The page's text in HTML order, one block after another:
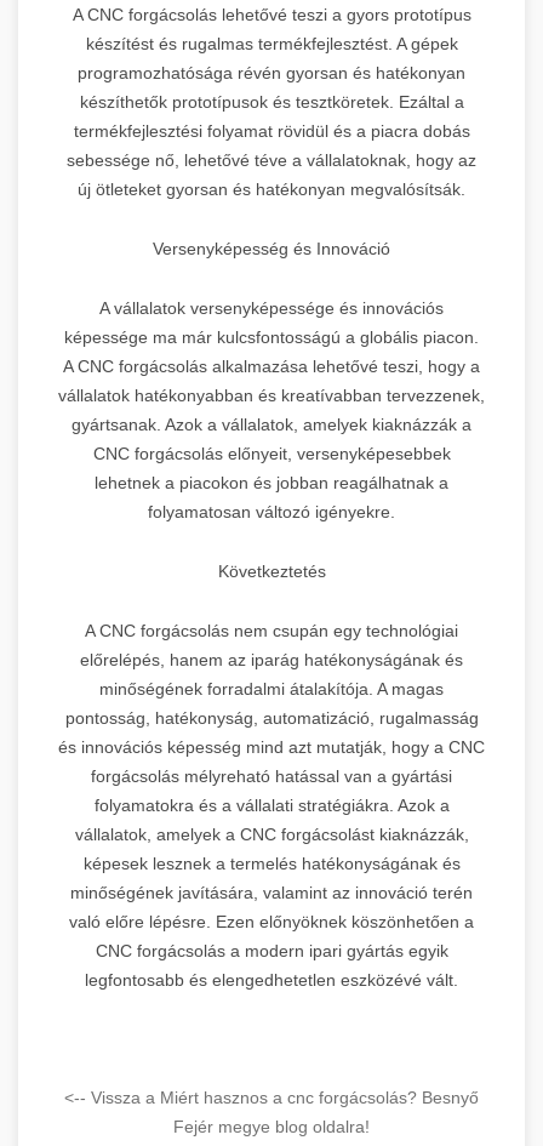
A CNC forgácsolás lehetővé teszi a gyors prototípus
készítést és rugalmas termékfejlesztést. A gépek
programozhatósága révén gyorsan és hatékonyan
készíthetők prototípusok és tesztköretek. Ezáltal a
termékfejlesztési folyamat rövidül és a piacra dobás
sebessége nő, lehetővé téve a vállalatoknak, hogy az
új ötleteket gyorsan és hatékonyan megvalósítsák.
Versenyképesség és Innováció
A vállalatok versenyképessége és innovációs
képessége ma már kulcsfontosságú a globális piacon.
A CNC forgácsolás alkalmazása lehetővé teszi, hogy a
vállalatok hatékonyabban és kreatívabban tervezzenek,
gyártsanak. Azok a vállalatok, amelyek kiaknázzák a
CNC forgácsolás előnyeit, versenyképesebbek
lehetnek a piacokon és jobban reagálhatnak a
folyamatosan változó igényekre.
Következtetés
A CNC forgácsolás nem csupán egy technológiai
előrelépés, hanem az iparág hatékonyságának és
minőségének forradalmi átalakítója. A magas
pontosság, hatékonyság, automatizáció, rugalmasság
és innovációs képesség mind azt mutatják, hogy a CNC
forgácsolás mélyreható hatással van a gyártási
folyamatokra és a vállalati stratégiákra. Azok a
vállalatok, amelyek a CNC forgácsolást kiaknázzák,
képesek lesznek a termelés hatékonyságának és
minőségének javítására, valamint az innováció terén
való előre lépésre. Ezen előnyöknek köszönhetően a
CNC forgácsolás a modern ipari gyártás egyik
legfontosabb és elengedhetetlen eszközévé vált.
<-- Vissza a Miért hasznos a cnc forgácsolás? Besnyő
Fejér megye blog oldalra!